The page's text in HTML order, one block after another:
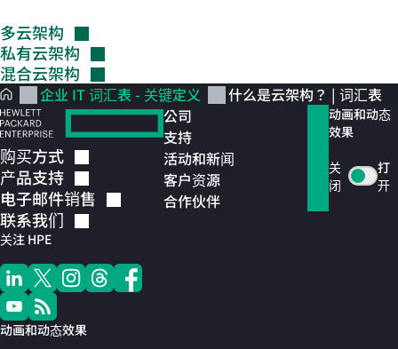
多云架构
私有云架构
混合云架构
企业 IT 词汇表 - 关键定义 什么是云架构？ | 词汇表
购买方式
产品支持
电子邮件销售
联系我们
关注 HPE
动画和动态效果
公司
支持
活动和新闻
客户资源
合作伙伴
动画和动态
效果
关
闭
打
开